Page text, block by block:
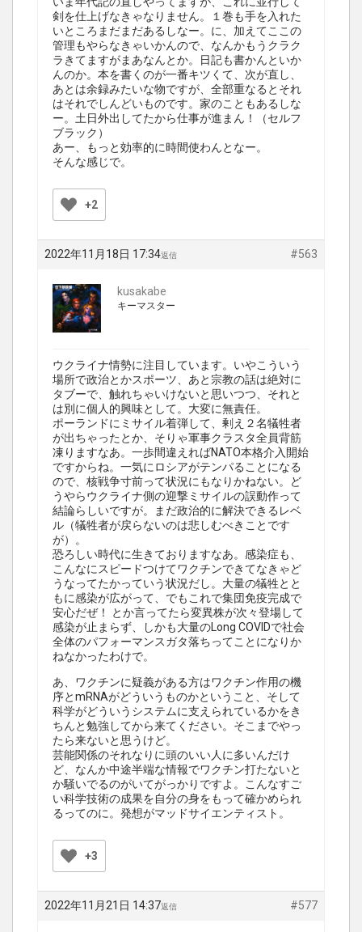
剣を仕上げなきゃなりません。１巻も手を入れた
いところまだまだあるしなー。に、加えてここの
管理もやらなきゃいかんので、なんかもうクラク
ラきてますがまあなんとか。日記も書かんといか
んのか。本を書くのが一番キツくて、次が直し、
あとは余録みたいな物ですが、全部重なるとそれ
はそれでしんどいものです。家のこともあるしな
ー。土日外出してたから仕事が進まん！（セルフ
ブラック）
あー、もっと効率的に時間使わんとなー。
そんな感じで。
+2
2022年11月18日 17:34 #563
返信
kusakabe
キーマスター
ウクライナ情勢に注目しています。いやこういう
場所で政治とかスポーツ、あと宗教の話は絶対に
タブーで、触れちゃいけないと思いつつ、それと
は別に個人的興味として。大変に無責任。
ポーランドにミサイル着弾して、剰え２名犠牲者
が出ちゃったとか、そりゃ軍事クラスタ全員背筋
凍りますなあ。一歩間違えればNATO本格介入開始
ですからね。一気にロシアがテンパることになる
ので、核戦争寸前って状況にもなりかねない。ど
うやらウクライナ側の迎撃ミサイルの誤動作って
結論らしいですが。まだ政治的に解決できるレベ
ル（犠牲者が戻らないのは悲しむべきことです
が）。
恐ろしい時代に生きておりますなあ。感染症も、
こんなにスピードつけてワクチンできてなきゃど
うなってたかっていう状況だし。大量の犠牲とと
もに感染が広がって、でもこれで集団免疫完成で
安心だぜ！ とか言ってたら変異株が次々登場して
感染が止まらず、しかも大量のLong COVIDで社会
全体のパフォーマンスガタ落ちってことになりか
ねなかったわけで。
あ、ワクチンに疑義がある方はワクチン作用の機
序とmRNAがどういうものかということ、そして
科学がどういうシステムに支えられているかをき
ちんと勉強してから来てください。そこまでやっ
たら来ないと思うけど。
芸能関係のそれなりに頭のいい人に多いんだけ
ど、なんか中途半端な情報でワクチン打たないと
か騒いでるのがいてがっかりですよ。こんなすご
い科学技術の成果を自分の身をもって確かめられ
るってのに。発想がマッドサイエンティスト。
+3
2022年11月21日 14:37 #577
返信